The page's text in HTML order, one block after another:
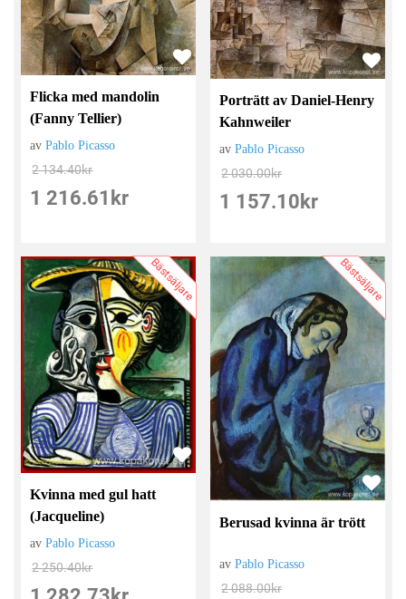
Flicka med mandolin
(Fanny Tellier)
avPablo Picasso
2 134.40kr
1 216.61 kr
Porträtt av Daniel-Henry
Kahnweiler
avPablo Picasso
2 030.00kr
1 157.10 kr
Bästsäljare
Kvinna med gul hatt
(Jacqueline)
avPablo Picasso
2 250.40kr
Bästsäljare
Berusad kvinna är trött
avPablo Picasso
2 088.00kr